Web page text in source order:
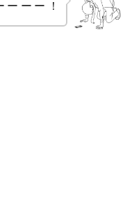
ーーー！